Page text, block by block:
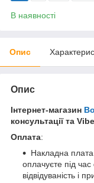
В наявності
Опис
Опис
Інтернет-магазин
консультації та
Оплата:
Накладна
оплачуєте під
відвідуваність і